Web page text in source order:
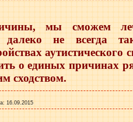
мы сможем
не всегда
аутистического
о единых причинах
сходством.
16.09.2015